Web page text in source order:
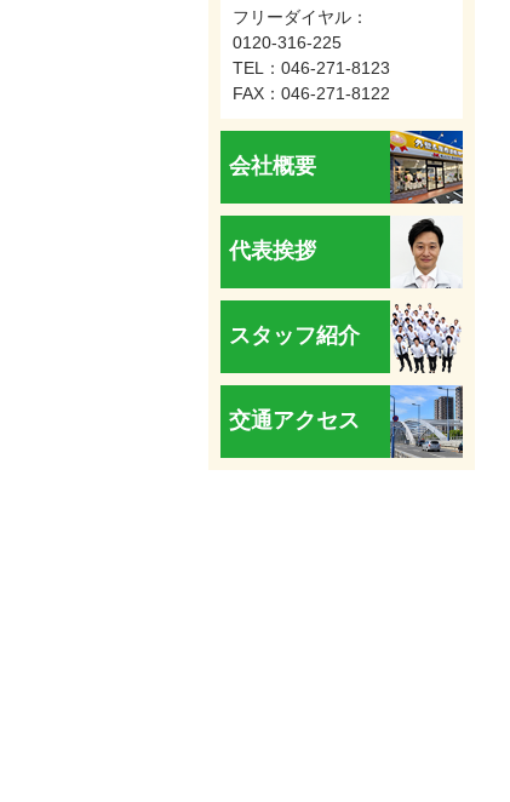
フリーダイヤル：
0120-316-225
TEL： 046-271-8123
FAX：046-271-8122
会社概要
代表挨拶
スタッフ紹介
交通アクセス